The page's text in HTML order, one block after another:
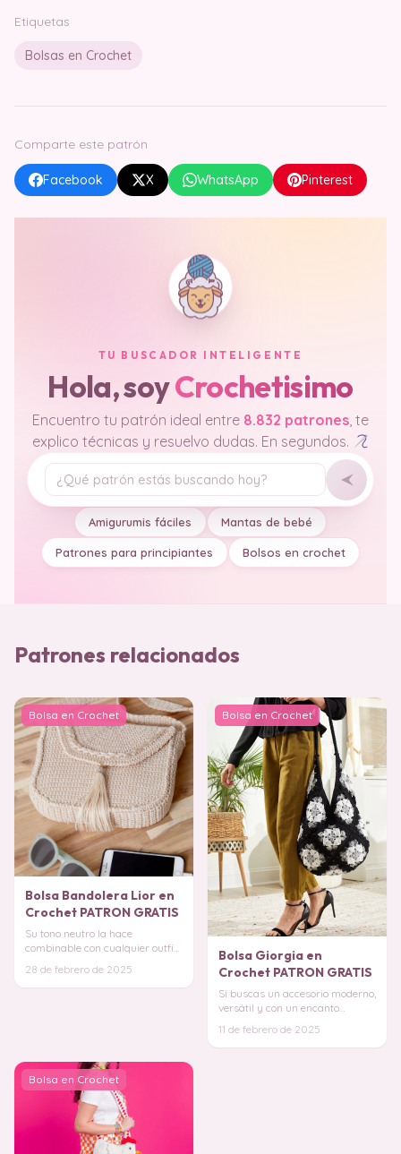
Etiquetas
Bolsas en Crochet
Comparte este patrón
Facebook X WhatsApp Pinterest
TU BUSCADOR INTELIGENTE
Hola, soyCrochetisimo
Encuentro tu patrón ideal entre 8.832 patrones, te
explico técnicas y resuelvo dudas. En segundos.
Tu pregunta
Amigurumis fáciles Mantas de bebé
Patrones para principiantes Bolsos en crochet
Patrones relacionados
Bolsa en Crochet
Bolsa Bandolera Lior en
Crochet PATRON GRATIS
Su tono neutro la hace
combinable con cualquier outfit,
sin perder la s
28 de febrero de 2025
Bolsa en Crochet
Bolsa Giorgia en
Crochet PATRON GRATIS
Si buscas un accesorio moderno,
versátil y con un encanto
Crochet es
11 de febrero de 2025
Bolsa en Crochet